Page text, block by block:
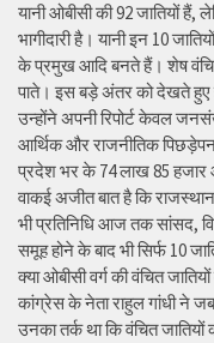
यानी ओबीसी की 92 जातियों हैं,
भागीदारी है। यानी इन 10
के प्रमुख आदि बनते हैं। शेष
पाते। इस बड़े अंतर को देखते हुए
उन्होंने अपनी रिपोर्ट केवल
आर्थिक और राजनीतिक
प्रदेश भर के 74 लाख 85 हजार
वाकई अजीत बात है कि
भी प्रतिनिधि आज तक सांसद,
समूह होने के बाद भी सिर्फ 10
क्या ओबीसी वर्ग की वंचित
कांग्रेस के नेता राहुल गांधी ने
उनका तर्क था कि वंचित जातियों